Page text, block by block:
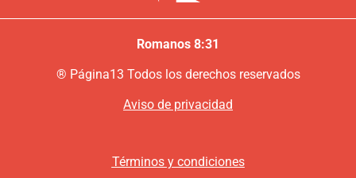
Romanos 8:31
® Página13 Todos los derechos reservados
Aviso de privacidad
Términos y condiciones